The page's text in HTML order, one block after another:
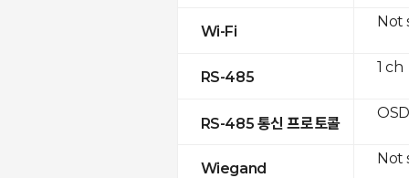
Wi-Fi
RS-485
RS-485 통신 프로토콜
Wiegand
Not
1 ch
Not